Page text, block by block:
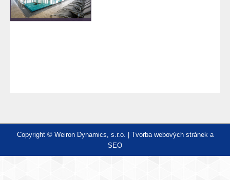
Copyright © Weiron Dynamics, s.r.o. | Tvorba webových stránek a
SEO